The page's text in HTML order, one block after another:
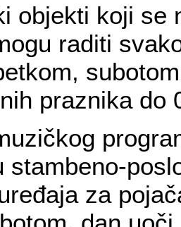
objekti koji se
raditi
praznika do
stambeno-
za